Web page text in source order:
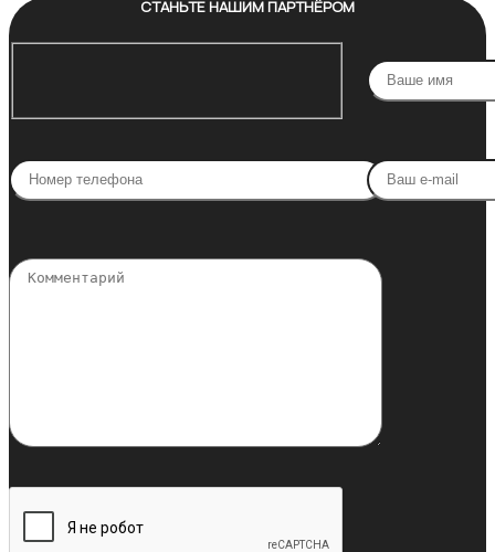
СТАНЬТЕ НАШИМ ПАРТНЁРОМ